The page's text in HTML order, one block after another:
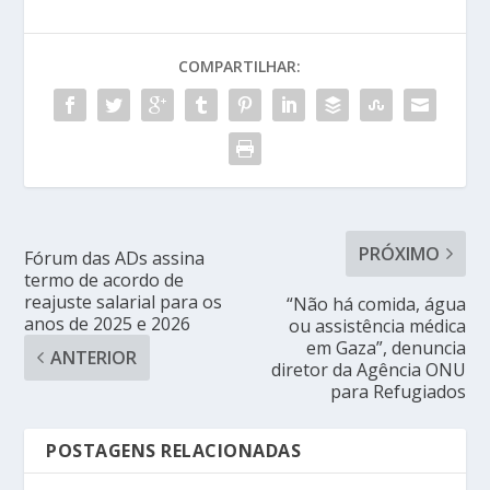
COMPARTILHAR:
Fórum das ADs assina
termo de acordo de
reajuste salarial para os
anos de 2025 e 2026
ANTERIOR
PRÓXIMO
“Não há comida, água
ou assistência médica
em Gaza”, denuncia
diretor da Agência ONU
para Refugiados
POSTAGENS RELACIONADAS